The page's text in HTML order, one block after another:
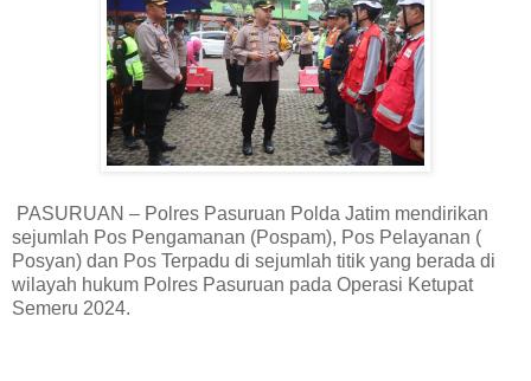
PASURUAN – Polres Pasuruan Polda Jatim mendirikan
sejumlah Pos Pengamanan (Pospam), Pos Pelayanan (
Posyan) dan Pos Terpadu di sejumlah titik yang berada di
wilayah hukum Polres Pasuruan pada Operasi Ketupat
Semeru 2024.